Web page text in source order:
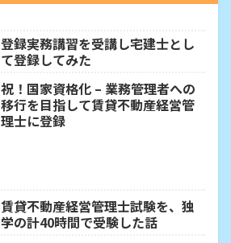
登録実務講習を受講し宅建士とし
て登録してみた
祝！国家資格化 – 業務管理者への
移行を目指して賃貸不動産経営管
理士に登録
賃貸不動産経営管理士試験を、独
学の計40時間で受験した話